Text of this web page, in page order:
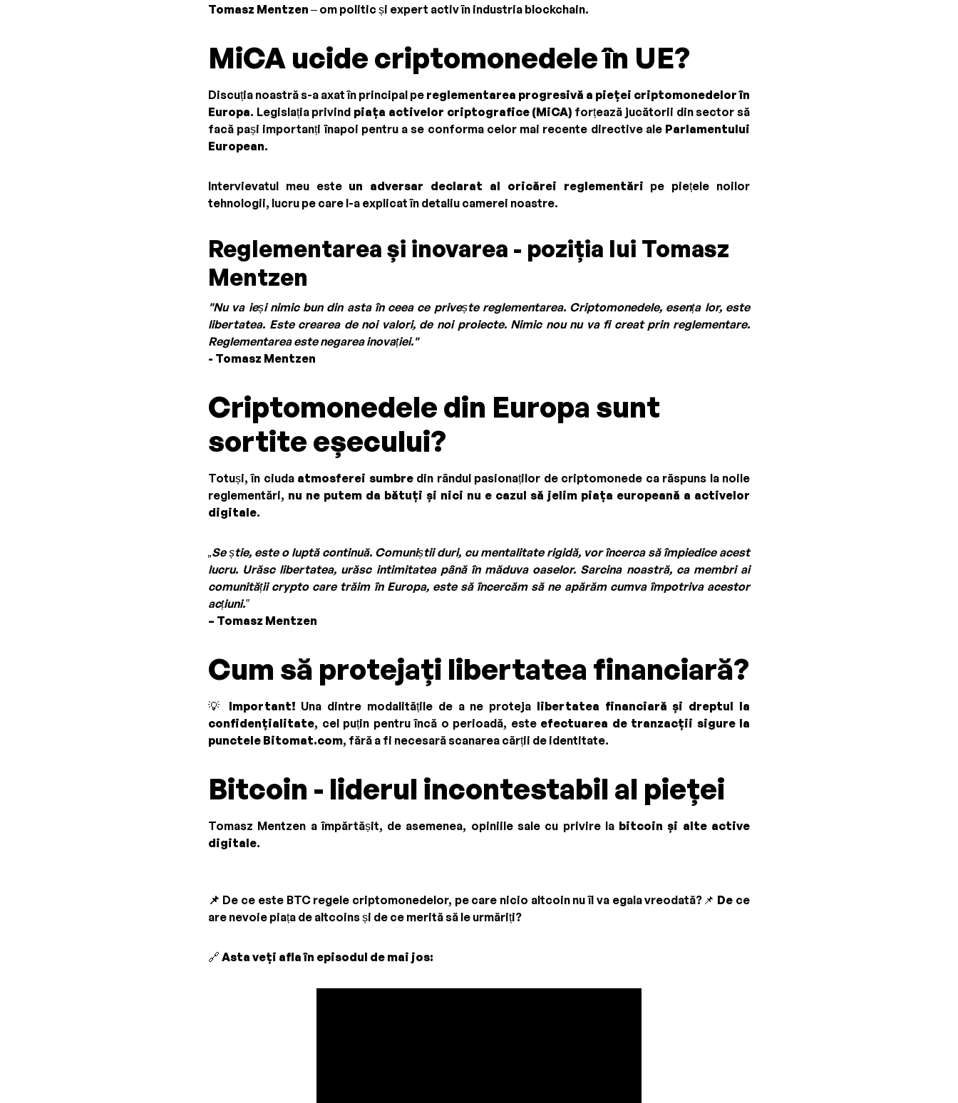
Tomasz Mentzen – om politic și expert activ în industria blockchain.
MiCA ucide criptomonedele în UE?
Discuția noastră s-a axat în principal pe reglementarea progresivă a pieței criptomonedelor în
Europa. Legislația privind piața activelor criptografice (MiCA) forțează jucătorii din sector să
facă pași importanți înapoi pentru a se conforma celor mai recente directive ale Parlamentului
European.
Intervievatul meu este un adversar declarat al oricărei reglementări pe piețele noilor
tehnologii, lucru pe care l-a explicat în detaliu camerei noastre.
Reglementarea și inovarea - poziția lui Tomasz
Mentzen
"Nu va ieși nimic bun din asta în ceea ce privește reglementarea. Criptomonedele, esența lor, este
libertatea. Este crearea de noi valori, de noi proiecte. Nimic nou nu va fi creat prin reglementare.
Reglementarea este negarea inovației."
- Tomasz Mentzen
Criptomonedele din Europa sunt
sortite eșecului?
Totuși, în ciuda atmosferei sumbredin rândul pasionaților de criptomonede ca răspuns la noile
reglementări, nu ne putem da bătuți și nici nu e cazul să jelim piața europeană a activelor
digitale.
„Se știe, este o luptă continuă. Comuniștii duri, cu mentalitate rigidă, vor încerca să împiedice acest
lucru. Urăsc libertatea, urăsc intimitatea până în măduva oaselor. Sarcina noastră, ca membri ai
comunității crypto care trăim în Europa, este să încercăm să ne apărăm cumva împotriva acestor
acțiuni.”
– Tomasz Mentzen
Cum să protejați libertatea financiară?
💡 Important! Una dintre modalitățile de a ne proteja libertatea financiară și dreptul la
confidențialitate, cel puțin pentru încă o perioadă, este efectuarea de tranzacții sigure la
punctele Bitomat.com, fără a fi necesară scanarea cărții de identitate.
Bitcoin - liderul incontestabil al pieței
Tomasz Mentzen a împărtășit, de asemenea, opiniile sale cu privire la bitcoin și alte active
digitale.
📌 De ce este BTC regele criptomonedelor, pe care nicio altcoin nu îl va egala vreodată?📌 De ce
are nevoie piața de altcoins și de ce merită să le urmăriți?
🔗 Asta veți afla în episodul de mai jos: